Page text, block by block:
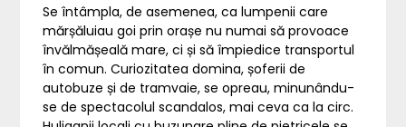
Se întâmpla, de asemenea, ca lumpenii care
mărșăluiau goi prin orașe nu numai să provoace
învălmășeală mare, ci și să împiedice transportul
în comun. Curiozitatea domina, șoferii de
autobuze și de tramvaie, se opreau, minunându-
se de spectacolul scandalos, mai ceva ca la circ.